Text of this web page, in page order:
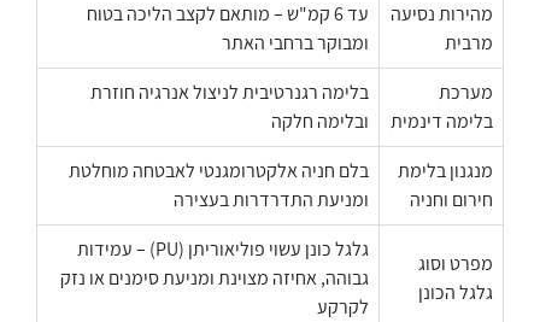
מהירות נסיעה
מרבית
עד 6 קמ"ש – מותאם לקצב הליכה בטוח
ומבוקר ברחבי האתר
מערכת
בלימה דינמית
בלימה רגנרטיבית לניצול אנרגיה חוזרת
ובלימה חלקה
מנגנון בלימת
חירום וחניה
בלם חניה אלקטרומגנטי לאבטחה מוחלטת
ומניעת התדרדרות בעצירה
מפרט וסוג
גלגל הכונן
גלגל כונן עשוי פוליאוריתן (PU) – עמידות
גבוהה, אחיזה מצוינת ומניעת סימנים או נזק
לקרקע